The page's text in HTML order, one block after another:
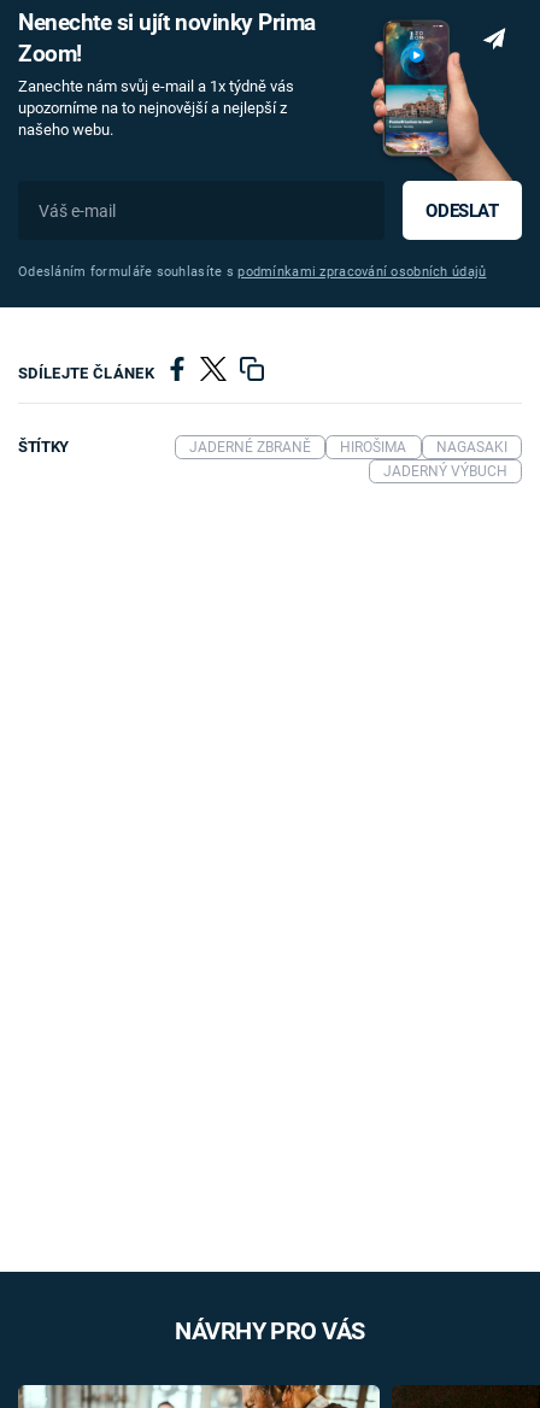
Nenechte si ujít novinky Prima
Zoom!
Zanechte nám svůj e-mail a 1x týdně vás
upozorníme na to nejnovější a nejlepší z
našeho webu.
ODESLAT
Odesláním formuláře souhlasíte spodmínkami zpracování osobních údajů
SDÍLEJTE ČLÁNEK
ŠTÍTKY JADERNÉ ZBRANĚ HIROŠIMA
NAGASAKI
JADERNÝ VÝBUCH
NÁVRHY PRO VÁS